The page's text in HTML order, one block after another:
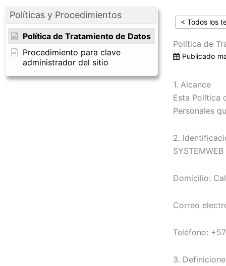
Políticas y Procedimientos
Política de Tratamiento de Datos
Procedimiento para clave
administrador del sitio
< Todos los
Política de
Publicado
1. Alcance
Esta Política
Personales
2.
Domicilio:
Correo
Teléfono:
3.